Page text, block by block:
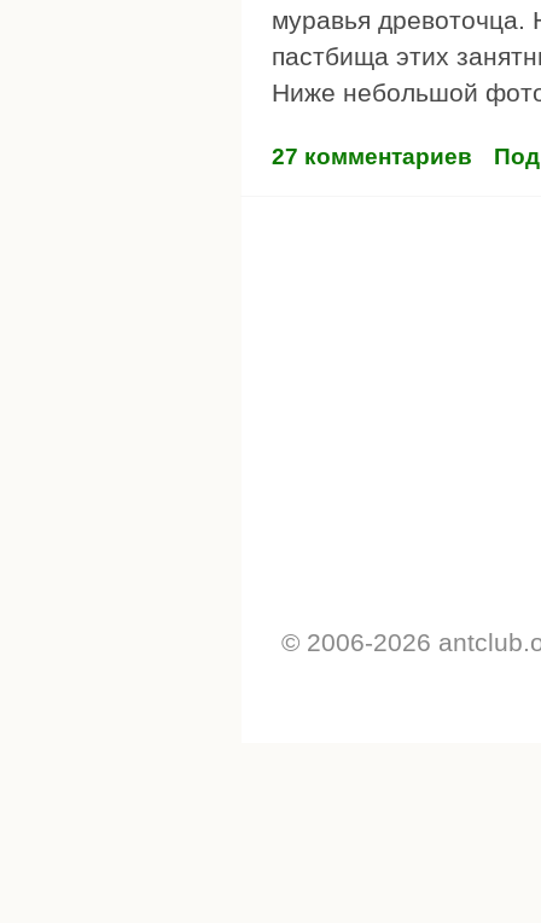
муравья древоточца.
пастбища этих
Ниже небольшой
27 комментариев
© 2006-2026